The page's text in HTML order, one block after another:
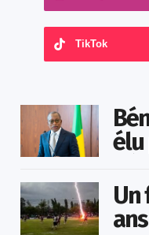
TikTok
élu
Un